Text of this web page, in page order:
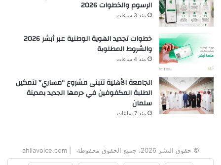
الرسوم والخطوات 2026
منذ 3 ساعات
خطوات تجديد الهوية الوطنية عبر أبشر 2026
والشروط المطلوبة
منذ 4 ساعات
الجامعة الأهلية تتبنى مشروع “مساري” لتمكين
الطلبة المكفوفين في حرمها الجديد بمدينة
سلمان
منذ 7 ساعات
© حقوق النشر 2026، جميع الحقوق محفوظة | ahliavoice.com